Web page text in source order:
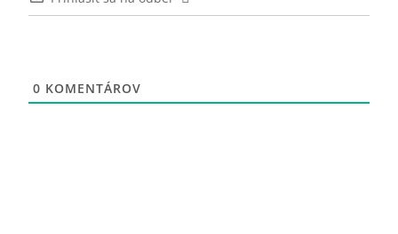
0 KOMENTÁROV